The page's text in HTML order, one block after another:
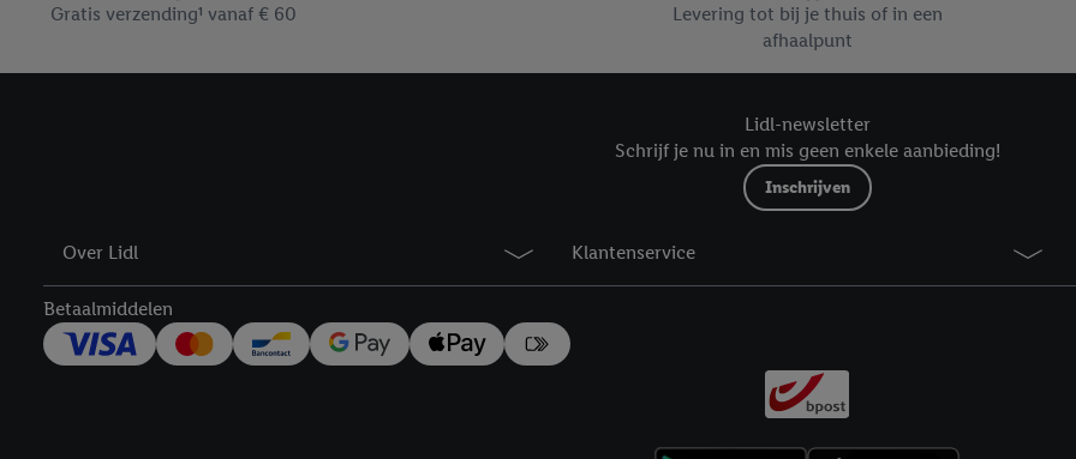
Gratis verzending¹ vanaf € 60
Levering tot bij je thuis of in een
afhaalpunt
Lidl-newsletter
Schrijf je nu in en mis geen enkele aanbieding!
Inschrijven
Over Lidl Klantenservice
Betaalmiddelen
privacyverklaring.Je vindt het impressum hier.